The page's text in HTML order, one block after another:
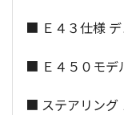
■ Ｅ４３仕様 デ
■ Ｅ４５０モデ
■ ステアリング